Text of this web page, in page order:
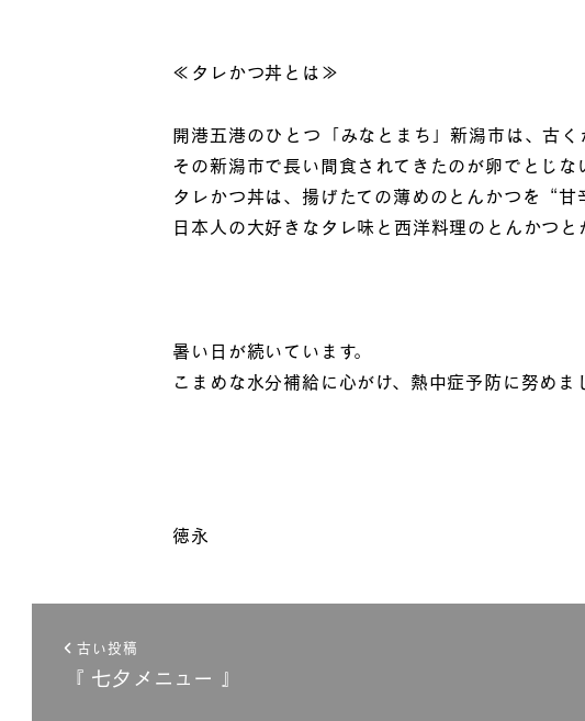
≪タレかつ丼とは≫
開港五港のひとつ「みなとまち」新潟市は、古く
その新潟市で長い間食されてきたのが卵でとじな
タレかつ丼は、揚げたての薄めのとんかつを“甘
日本人の大好きなタレ味と西洋料理のとんかつ
暑い日が続いています。
こまめな水分補給に心がけ、熱中症予防に努めま
徳永
古い投稿
『 七夕メニュー 』